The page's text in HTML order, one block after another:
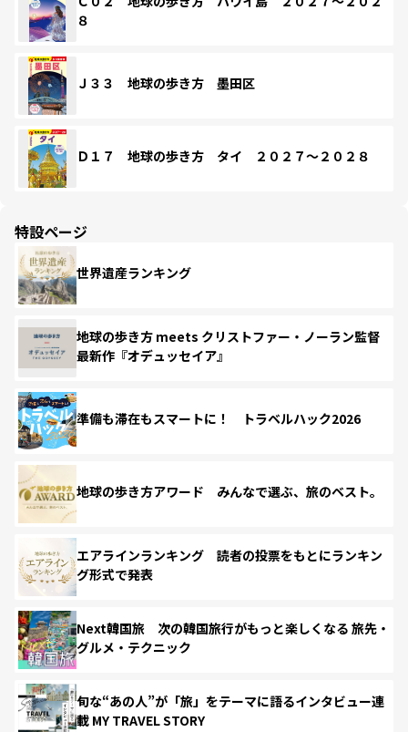
８
Ｊ３３ 地球の歩き方 墨田区
Ｄ１７ 地球の歩き方 タイ ２０２７～２０２８
特設ページ
世界遺産ランキング
地球の歩き方 meets クリストファー・ノーラン監督
最新作『オデュッセイア』
準備も滞在もスマートに！ トラベルハック2026
地球の歩き方アワード みんなで選ぶ、旅のベスト。
エアラインランキング 読者の投票をもとにランキン
グ形式で発表
Next韓国旅 次の韓国旅行がもっと楽しくなる 旅先・
グルメ・テクニック
旬な“あの人”が「旅」をテーマに語るインタビュー連
載 MY TRAVEL STORY